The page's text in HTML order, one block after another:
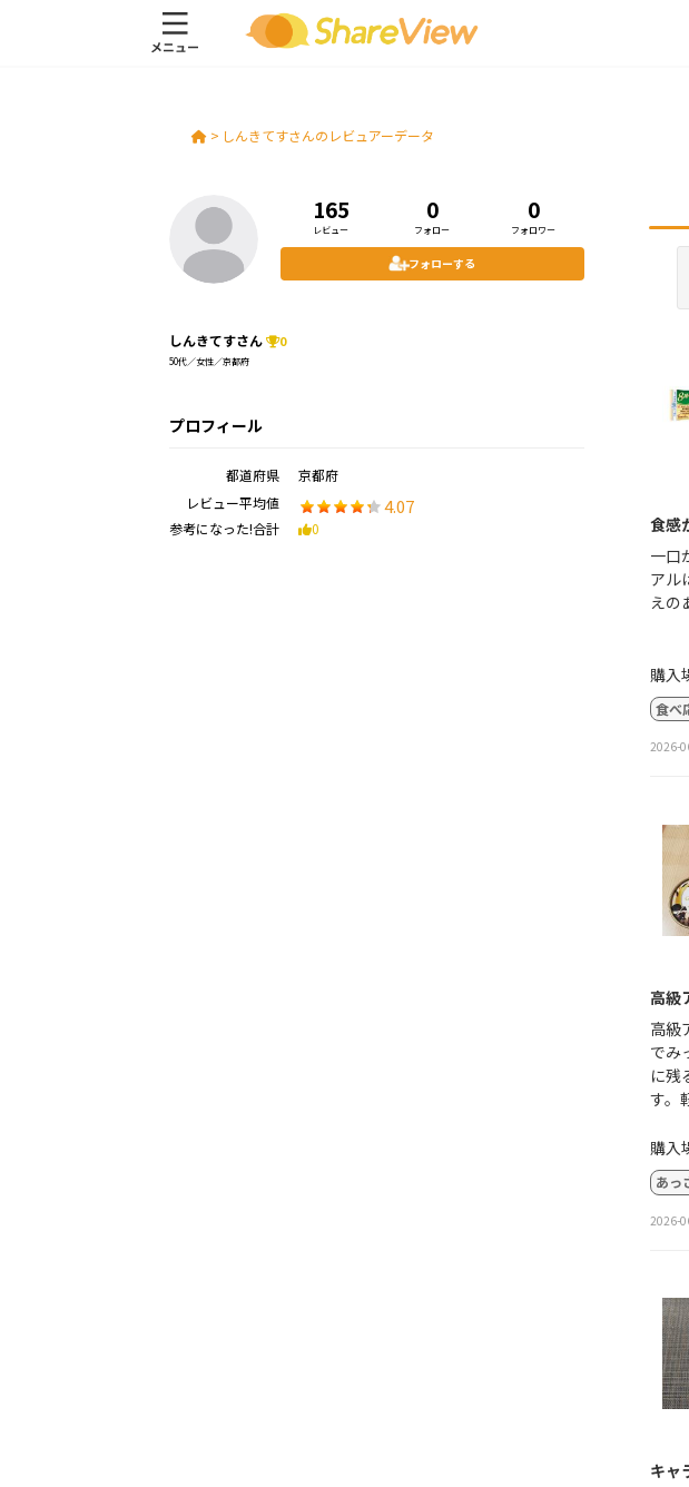
> しんきてすさんのレビュアーデータ
165
レビュー
0
フォロー
0
フォロワー
フォローする
しんきてすさん 0
50代／女性／京都府
プロフィール
都道府県
京都府
レビュー平均値
4.07
参考になった!合計 0
食感
一口
アル
えの
購入
食べ
2026-
高級
高級
でみ
に残
す。
購入
あっ
2026-
キャ